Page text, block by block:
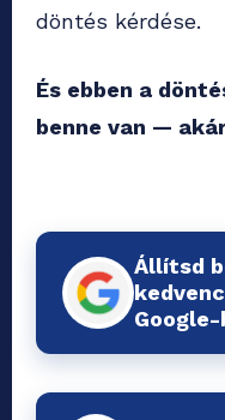
döntés kérdése.
És ebben a
benne van —
Állítsd
Google-